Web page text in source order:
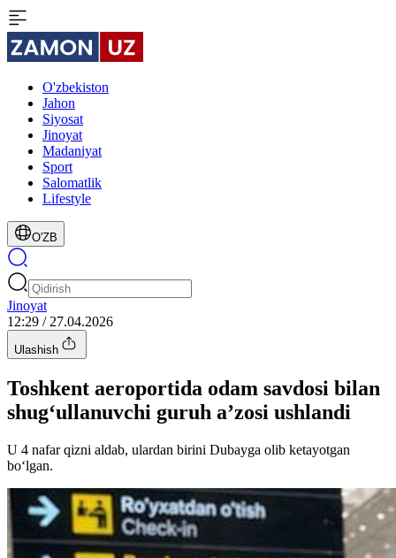
O'zbekiston
Jahon
Siyosat
Jinoyat
Madaniyat
Sport
Salomatlik
Lifestyle
O'ZB
Jinoyat
12:29 / 27.04.2026
Ulashish
Toshkent aeroportida odam savdosi bilan
shug‘ullanuvchi guruh a’zosi ushlandi
U 4 nafar qizni aldab, ulardan birini Dubayga olib ketayotgan
bo‘lgan.